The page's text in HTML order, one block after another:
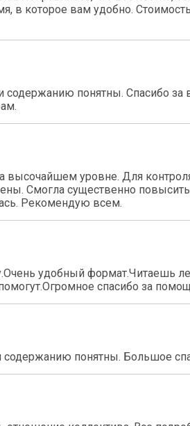
в которое вам удобно.
понятны. Спасибо за
уровне. Для
Смогла существенно
Рекомендую всем.
удобный формат.Читаешь
спасибо за
понятны. Большое